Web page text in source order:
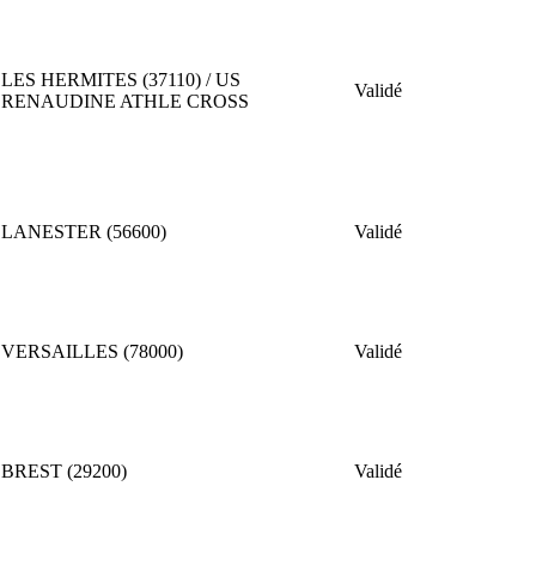
LES HERMITES (37110) / US
RENAUDINE ATHLE CROSS
Validé
LANESTER (56600) Validé
VERSAILLES (78000) Validé
BREST (29200) Validé